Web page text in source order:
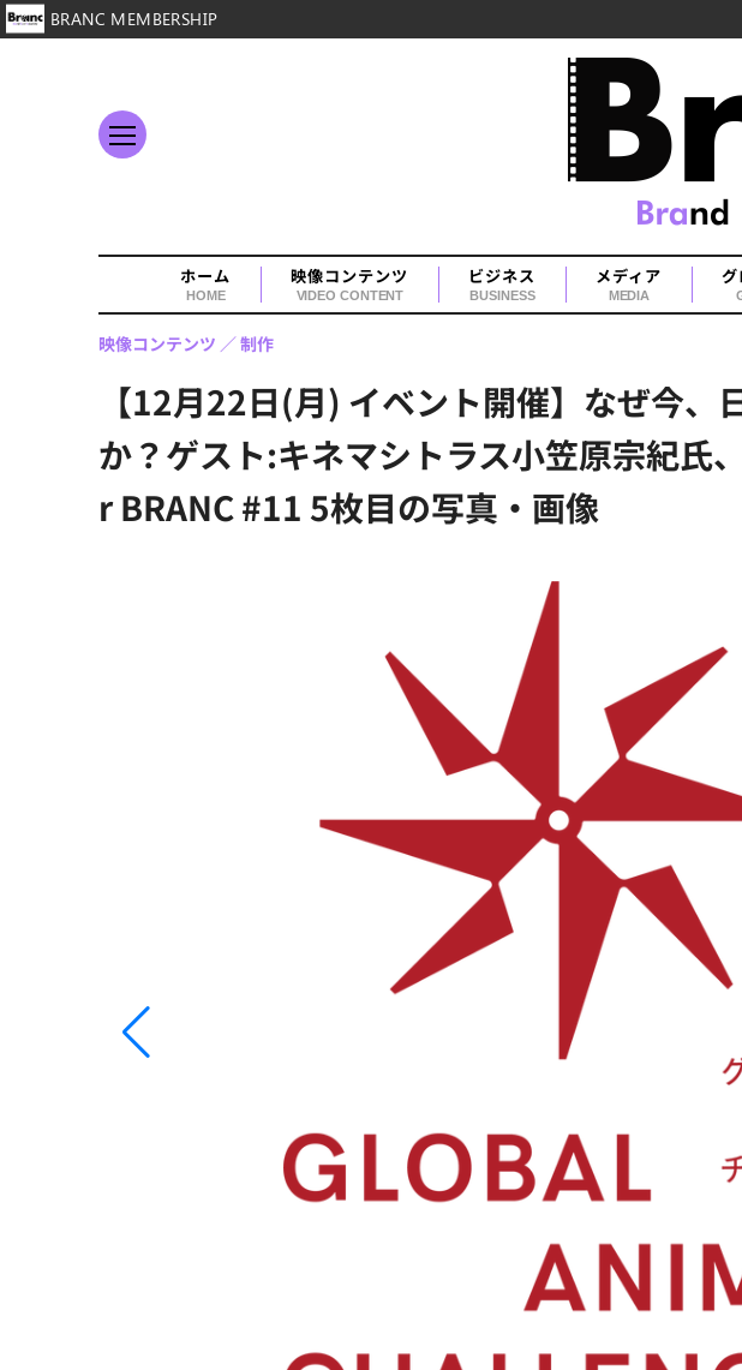
ホーム
HOME
映像コンテンツ
VIDEO CONTENT
ビジネス
BUSINESS
メディア
MEDIA
【12月22日(月) イベント開催】なぜ今
か？ゲスト:キネマシトラス小笠原宗紀
r BRANC #11 5枚目の写真・画像
映像コンテンツ 制作
BRANC MEMBERSHIP